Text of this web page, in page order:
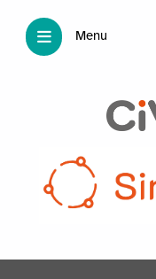
Menu